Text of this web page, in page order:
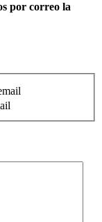
por correo la